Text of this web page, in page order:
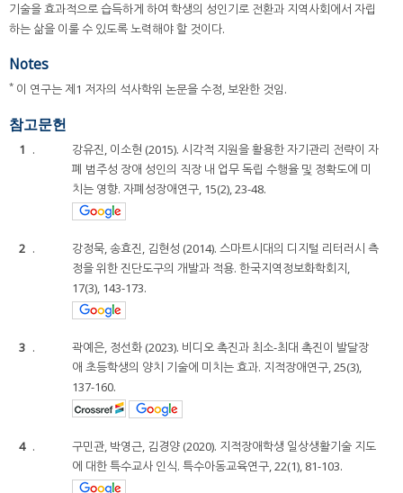
기술을 효과적으로 습득하게 하여 학생의 성인기로 전환과 지역사회에서 자립
하는 삶을 이룰 수 있도록 노력해야 할 것이다.
Notes
* 이 연구는 제1 저자의 석사학위 논문을 수정, 보완한 것임.
참고문헌
1 .
강유진, 이소현 (2015). 시각적 지원을 활용한 자기관리 전략이 자
폐 범주성 장애 성인의 직장 내 업무 독립 수행율 및 정확도에 미
치는 영향. 자폐성장애연구, 15(2), 23-48.
2 .
강정묵, 송효진, 김현성 (2014). 스마트시대의 디지털 리터러시 측
정을 위한 진단도구의 개발과 적용. 한국지역정보화학회지,
17(3), 143-173.
3 .
곽예은, 정선화 (2023). 비디오 촉진과 최소-최대 촉진이 발달장
애 초등학생의 양치 기술에 미치는 효과. 지적장애연구, 25(3),
137-160.
4 .
구민관, 박영근, 김경양 (2020). 지적장애학생 일상생활기술 지도
에 대한 특수교사 인식. 특수아동교육연구, 22(1), 81-103.